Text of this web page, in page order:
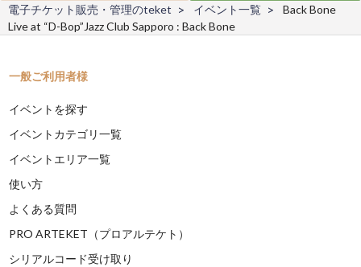
電子チケット販売・管理のteket イベント一覧
Back Bone
Live at “D-Bop”Jazz Club Sapporo : Back Bone
一般ご利用者様
イベントを探す
イベントカテゴリ一覧
イベントエリア一覧
使い方
よくある質問
PRO ARTEKET（プロアルテケト）
シリアルコード受け取り